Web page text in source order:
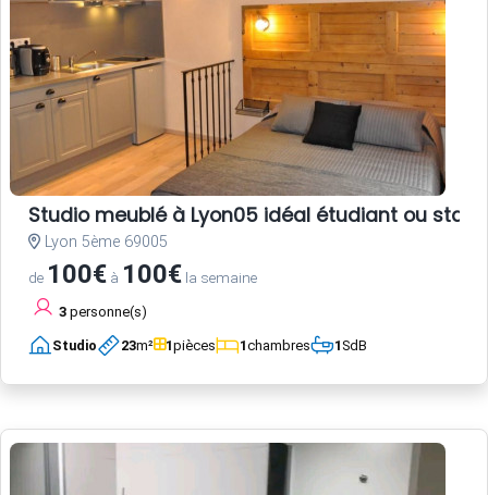
Studio meublé à Lyon05 idéal étudiant ou
Lyon 5ème 69005
de 100€ à 100€ la semaine
3 personne(s)
Studio 23m² 1pièces 1chambres 1SdB